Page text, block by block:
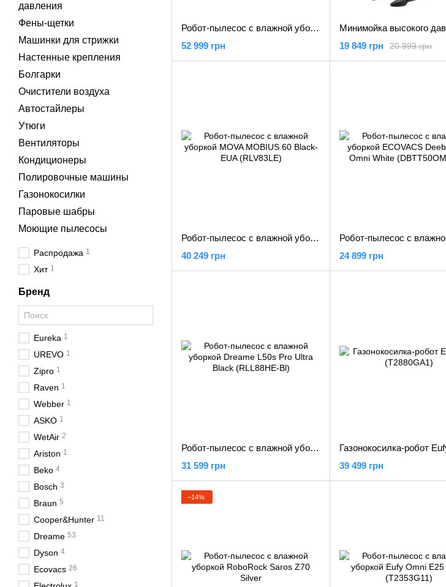
Робот-пылесос с влажной уборкой Dreame X60 Ultra Complete White (RLX87DE-wh)
52 999 грн
20 999 грн
19 849 грн
Робот-пылесос с влажной уборкой MOVA MOBIUS 60 Black-EUA (RLV83LE)
40 249 грн
24 899 грн
Робот-пылесос с влажной уборкой Dreame L50s Pro Ultra Black (RLL88HE-Bl)
31 599 грн
39 499 грн
−14%
давления
Фены-щетки
Машинки для стрижки
Настенные крепления
Болгарки
Очистители воздуха
Автостайлеры
Утюги
Вентиляторы
Кондиционеры
Полировочные машины
Газонокосилки
Паровые шабры
Моющие пылесосы
Распродажа 1
Хит 1
Бренд
Eureka 1
UREVO 1
Zipro 1
Raven 1
Webber 1
ASKO 1
WetAir 2
Ariston 1
Beko 4
Bosch 3
Braun 5
Cooper&Hunter 11
Dreame 53
Dyson 4
Ecovacs 26
1